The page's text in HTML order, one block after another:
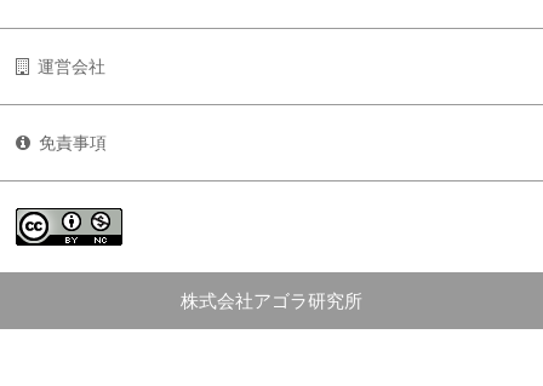
運営会社
免責事項
株式会社アゴラ研究所